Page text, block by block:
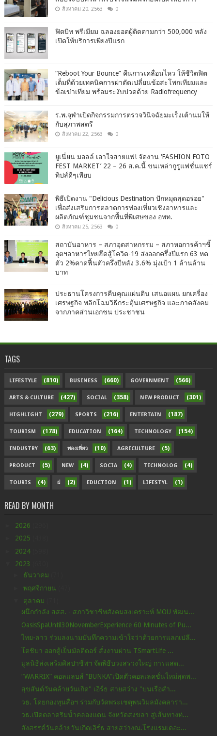
สิงหาคม 20, 2563 0
ฟิตบิท พรีเมียม ฉลองยอดผู้ติดตามกว่า 500,000 หลัง
เปิดให้บริการเพียงปีแรก
“Reboot Your Bounce” คืนการเคลื่อนไหว ให้ชีวิตฟิต
เต็มที่ด้วยเทคนิคการผ่าตัดเปลี่ยนข้อสะโพกเทียมและ
ข้อเข่าเทียม พร้อมระงับปวดด้วย Radiofrequency
ร.พ.จุฬาเปิดกิจกรรมการตรวจวินิจฉัยมะเร็งเต้านมให้
กับสุภาพสตรี
สิงหาคม 22, 2563 0
ยูเนี่ยน มอลล์ เอาใจสายแฟ! จัดงาน ‘FASHION FOTO
FEST MARKET’ 22 – 26 ส.ค.นี้ ขนเหล่ากูรูแฟชั่นแชร์
ทิปส์ดีๆเพียบ
พิธีเปิดงาน "Delicious Destination ปักหมุดสุดอร่อย"
เพื่อส่งเสริมการตลาดการท่องเที่ยวเชิงอาหารและ
ผลิตภัณฑ์ชุมชนจากพื้นที่พิเศษของ อพท.
สิงหาคม 25, 2563 0
สถาบันอาหาร – สภาอุตสาหกรรม – สภาหอการค้าฯชี้
อุตฯอาหารไทยฮึดสู้โควิด-19 ส่งออกครึ่งปีแรก 63 หด
ตัว 2%คาดฟื้นตัวครึ่งปีหลัง 3.6% มุ่งเป้า 1 ล้านล้าน
บาท
ประธานโครงการคืนคุณแผ่นดิน เสนอแผน ยกเครื่อง
เศรษฐกิจ พลิกโฉมวิธีกระตุ้นเศรษฐกิจ และภาคสังคม
จากภาคส่วนเอกชน ประชาชน
TAGS
LIFESTYLE (810) BUSINESS (660) GOVERNMENT (566)
ARTS & CULTURE (427) SOCIAL (358) NEW PRODUCT (301)
HIGHLIGHT (279) SPORTS (216) ENTERTAIN (187)
TOURISM (178) EDUCATION (164) TECHNOLOGY (154)
INDUSTRY (63) ท่องเที่ยว (10) AGRICULTURE (5)
PRODUCT (5) NEW (4) SOCIA (4) TECHNOLOG (4)
TOURIS (4) ฝ (2) EDUCTION (1) LIFESTYL (1)
READ BY MONTH
2026
2025
2024
2023
ธันวาคม
พฤศจิกายน
ตุลาคม
ผนึกกำลัง สสส. - สภาวิชาชีพสังคมสงเคราะห์ MOU พัฒน...
OasisSpaUntil30NovemberExperience 60 Minutes of Pu...
ไทย-ลาว ร่วมลงนามบันทึกความเข้าใจว่าด้วยการแลกเปลี...
โตชิบา ออกตู้เย็นมัลติดอร์ สั่งงานผ่าน TSmartLife ...
มูลนิธิส่งเสริมศิลปาชีพฯ จัดพิธีบวงสรวงใหญ่ การแสด...
“WARRIX” คอลแลบส์ “BUNKA”เปิดตัวคอลเลคชั่นใหม่สุดพ...
สุขสันต์วันคล้ายวันเกิด" เอิร์ธ สายสว่าง "บนเรือสำ...
วธ. โดยกองทุนสื่อฯ ร่วมกับวัดพระเชตุพนวิมลมังคลารา...
วธ.เปิดตลาดริมน้ำคลองแดน จังหวัดสงขลา สู่เส้นทางท่...
สังสรรค์วันคล้ายวันเกิดเอิร์ธ สายสว่างณ.โรงแรมเดอะ...